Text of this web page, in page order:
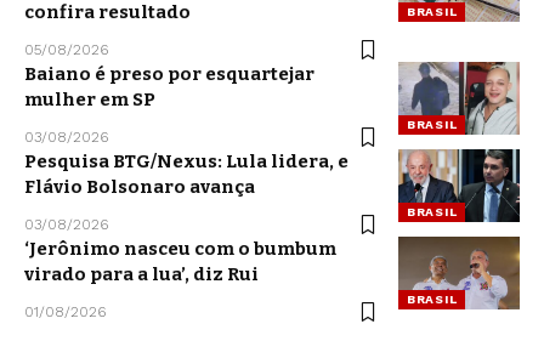
BRASIL
confira resultado
05/08/2026
BRASIL
Baiano é preso por esquartejar
mulher em SP
03/08/2026
BRASIL
Pesquisa BTG/Nexus: Lula lidera, e
Flávio Bolsonaro avança
03/08/2026
BRASIL
‘Jerônimo nasceu com o bumbum
virado para a lua’, diz Rui
01/08/2026